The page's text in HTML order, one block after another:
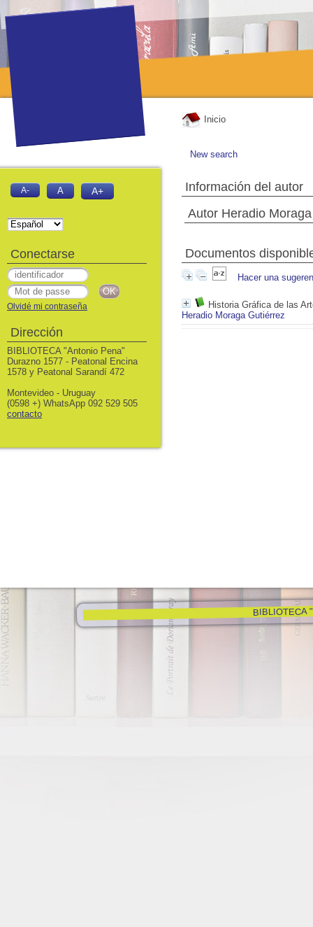
Inicio
New search
Información del autor
Autor Heradio
Documentos
Hacer una
Historia Gráfica de las
Heradio Moraga Gutiérrez
BIBLIOTECA
A- A A+
Conectarse
Olvidé mi contraseña
Dirección
BIBLIOTECA "Antonio Pena"
Durazno 1577 - Peatonal Encina
1578 y Peatonal Sarandí 472
Montevideo - Uruguay
(0598 +) WhatsApp 092 529 505
contacto